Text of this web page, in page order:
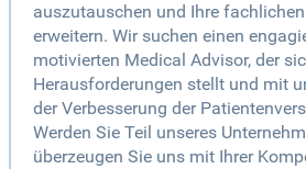
auszutauschen und Ihre
erweitern. Wir suchen einen
motivierten Medical Advisor, der
Herausforderungen stellt und mit
der Verbesserung der
Werden Sie Teil unseres
überzeugen Sie uns mit Ihrer